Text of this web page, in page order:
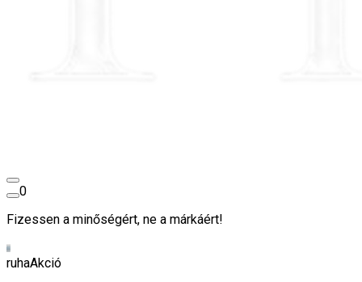
0
Fizessen a minőségért, ne a márkáért!
ruhaAkció